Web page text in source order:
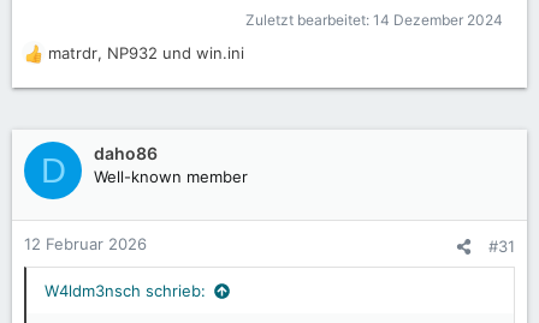
Zuletzt bearbeitet: 14 Dezember 2024
R
e
k
i
o
e
matrdr, NP932 und win.ini
D daho86
Well-known member
12 Februar 2026 #31
W4ldm3nsch schrieb: